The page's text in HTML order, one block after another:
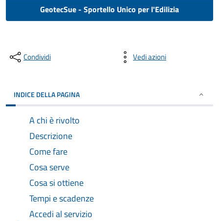
GeotecSue - Sportello Unico per l'Edilizia
Condividi Vedi azioni
INDICE DELLA PAGINA
A chi è rivolto
Descrizione
Come fare
Cosa serve
Cosa si ottiene
Tempi e scadenze
Accedi al servizio